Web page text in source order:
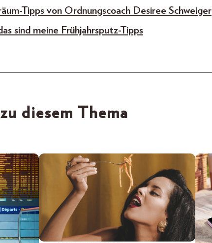
Tipps von Ordnungscoach Desiree Schweiger
sind meine Frühjahrsputz-Tipps
diesem Thema